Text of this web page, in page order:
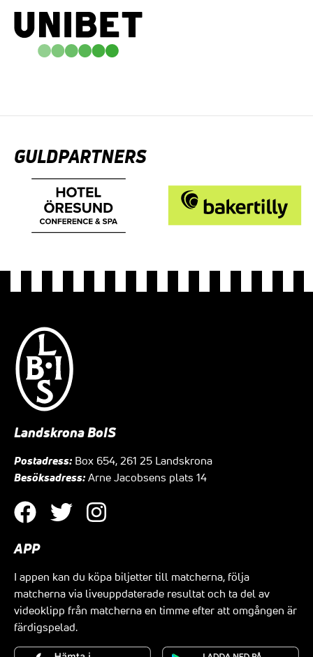
GULDPARTNERS
Landskrona BoIS
Postadress: Box 654, 261 25 Landskrona
Besöksadress: Arne Jacobsens plats 14
APP
I appen kan du köpa biljetter till matcherna, följa
matcherna via liveuppdaterade resultat och ta del av
videoklipp från matcherna en timme efter att omgången är
färdigspelad.